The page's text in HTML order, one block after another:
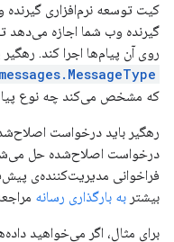
گیرنده وب شما اجازه می‌دهد
روی آن پیام‌ها اجرا کند. رهگیر
که مشخص می‌کند چه نوع
درخواست اصلاح‌شده حل
فراخوانی مدیریت‌کننده‌ی
بیشتر به بارگذاری رسانه
برای مثال، اگر می‌خواهید